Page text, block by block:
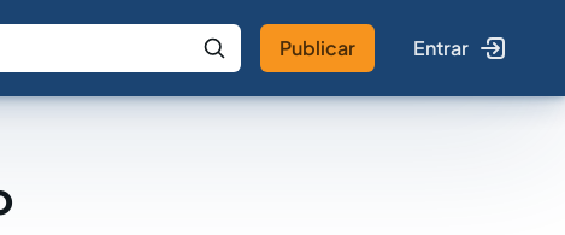
a IA Buscar no Jus
Publicar Entrar